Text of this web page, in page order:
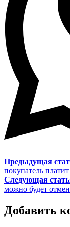
Предыдущая
покупатель
Следующая
можно будет
Добавить